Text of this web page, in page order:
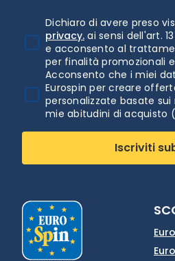
Dichiaro di avere preso
privacy. ai sensi dell'art.
e acconsento al
per finalità promozionali
Acconsento che i miei
Eurospin per creare
personalizzate basate sui
mie abitudini di acquisto
Iscriviti